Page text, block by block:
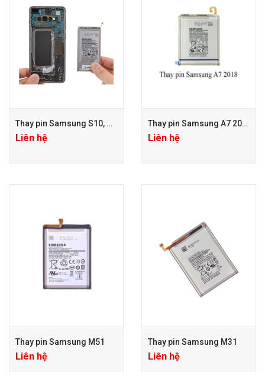
Thay pin Samsung S10, S10 Plus
Liên hệ
Thay pin Samsung A7 2018
Liên hệ
Thay pin Samsung M51
Liên hệ
Thay pin Samsung M31
Liên hệ